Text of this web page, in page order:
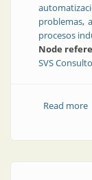
problemas
procesos
Node
SVS
Read more